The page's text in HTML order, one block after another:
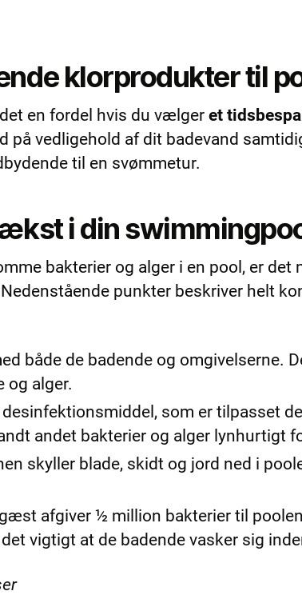
klorprodukter til
en fordel hvis du vælgeret
på vedligehold af dit badevand
til en svømmetur.
i din
bakterier og alger i en pool, er det
punkter beskriver helt
både de badende og omgivelserne.
og alger.
som er tilpasset
andet bakterier og alger lynhurtigt
skyller blade, skidt og jord ned i
afgiver ½ million bakterier til
vigtigt at de badende vasker sig